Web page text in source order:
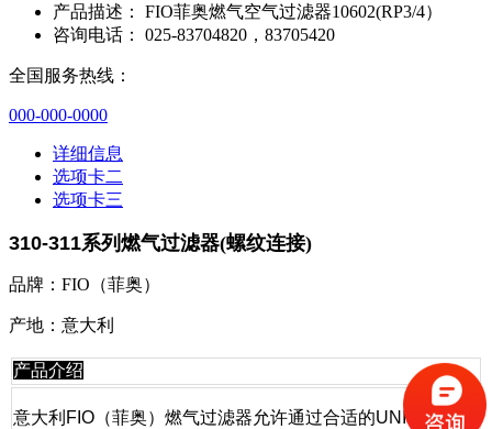
产品描述：
FIO菲奥燃气空气过滤器10602(RP3/4）
咨询电话：
025-83704820，83705420
全国服务热线：
000-000-0000
详细信息
选项卡二
选项卡三
310-311系列燃气过滤器(螺纹连接)
品牌：FIO（菲奥）
产地：意大利
产品介绍
意大利FIO（菲奥）燃气过滤器允许通过合适的UNI-CIG标准